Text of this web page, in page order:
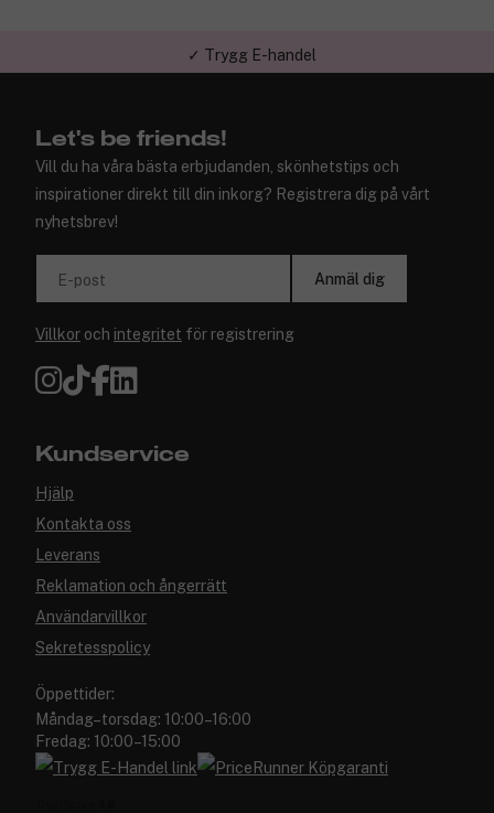
✓ Trygg E-handel
Let's be friends!
Vill du ha våra bästa erbjudanden, skönhetstips och
inspirationer direkt till din inkorg? Registrera dig på vårt
nyhetsbrev!
E-post Anmäl dig
Villkor och integritet för registrering
Kundservice
Hjälp
Kontakta oss
Leverans
Reklamation och ångerrätt
Användarvillkor
Sekretesspolicy
Öppettider:
Måndag–torsdag: 10:00–16:00
Fredag: 10:00–15:00